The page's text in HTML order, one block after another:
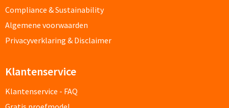
Papier- & Memohouders bedrukken
Pen etui's bedrukken
Pennenhouders bedrukken
Compliance & Sustainability
Algemene voorwaarden
Privacyverklaring & Disclaimer
Klantenservice
Klantenservice - FAQ